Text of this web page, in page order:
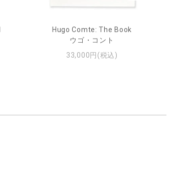
Hugo Comte: The Book
ウゴ・コント
33,000円(税込)